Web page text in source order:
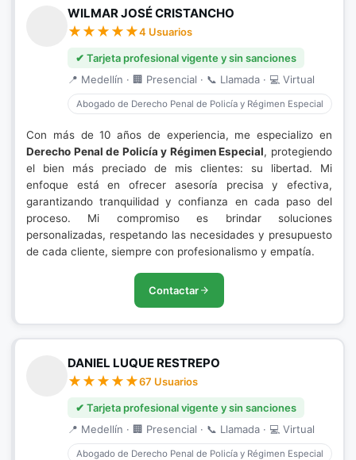
WILMAR JOSÉ CRISTANCHO
4 Usuarios
✔ Tarjeta profesional vigente y sin sanciones
📍 Medellín · 🏢 Presencial · 📞 Llamada · 💻 Virtual
Abogado de Derecho Penal de Policía y Régimen Especial
Con más de 10 años de experiencia, me especializo en
Derecho Penal de Policía y Régimen Especial, protegiendo
el bien más preciado de mis clientes: su libertad. Mi
enfoque está en ofrecer asesoría precisa y efectiva,
garantizando tranquilidad y confianza en cada paso del
proceso. Mi compromiso es brindar soluciones
personalizadas, respetando las necesidades y presupuesto
de cada cliente, siempre con profesionalismo y empatía.
Contactar
DANIEL LUQUE RESTREPO
67 Usuarios
✔ Tarjeta profesional vigente y sin sanciones
📍 Medellín · 🏢 Presencial · 📞 Llamada · 💻 Virtual
Abogado de Derecho Penal de Policía y Régimen Especial